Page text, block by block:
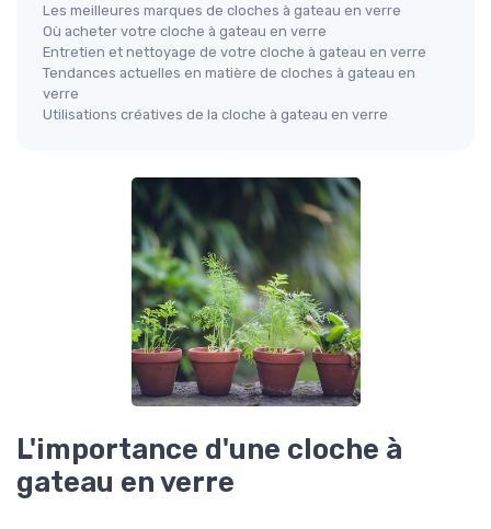
Les meilleures marques de cloches à gateau en verre
Où acheter votre cloche à gateau en verre
Entretien et nettoyage de votre cloche à gateau en verre
Tendances actuelles en matière de cloches à gateau en
verre
Utilisations créatives de la cloche à gateau en verre
L'importance d'une cloche à
gateau en verre